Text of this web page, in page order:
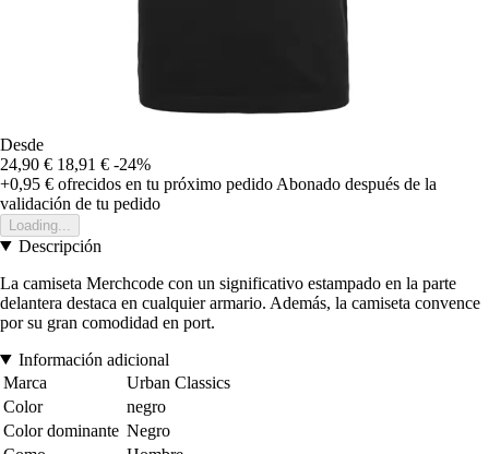
Desde
24,90 € 18,91 € -24%
+0,95 € ofrecidos en tu próximo pedido Abonado después de la
validación de tu pedido
Loading...
Descripción
La camiseta Merchcode con un significativo estampado en la parte
delantera destaca en cualquier armario. Además, la camiseta convence
por su gran comodidad en port.
Información adicional
Marca
Urban Classics
Color
negro
Color dominante Negro